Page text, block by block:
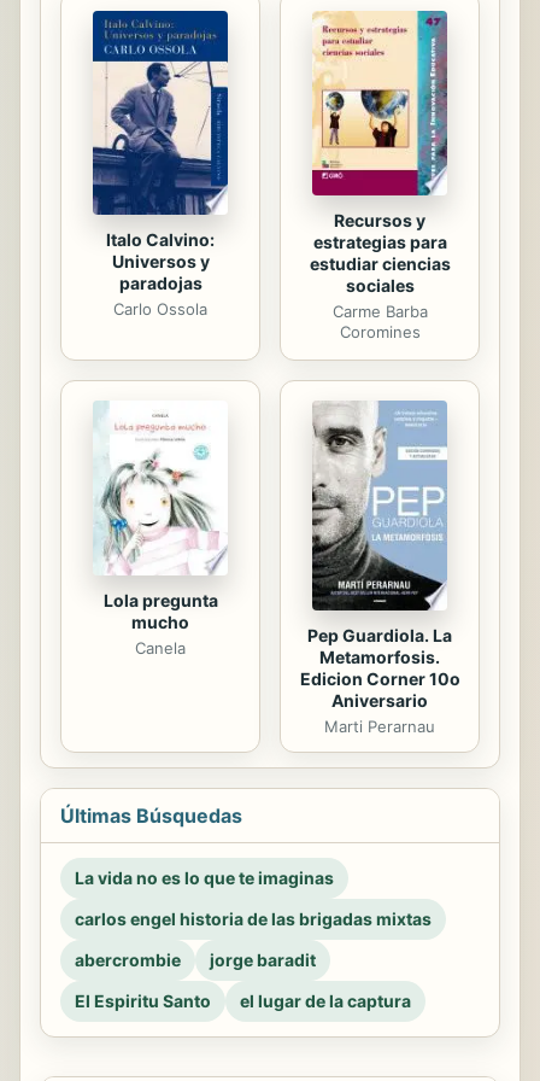
Landaburu y Gurutz Jáuregui, entre
otros políticos e intelectuales.
Italo Calvino:
Universos y
paradojas
Carlo Ossola
Recursos y
estrategias para
estudiar ciencias
sociales
Carme Barba
Coromines
Lola pregunta
mucho
Canela
Pep Guardiola. La
Metamorfosis.
Edicion Corner 10o
Aniversario
Marti Perarnau
Últimas Búsquedas
La vida no es lo que te imaginas
carlos engel historia de las brigadas mixtas
abercrombie
jorge baradit
El Espiritu Santo
el lugar de la captura